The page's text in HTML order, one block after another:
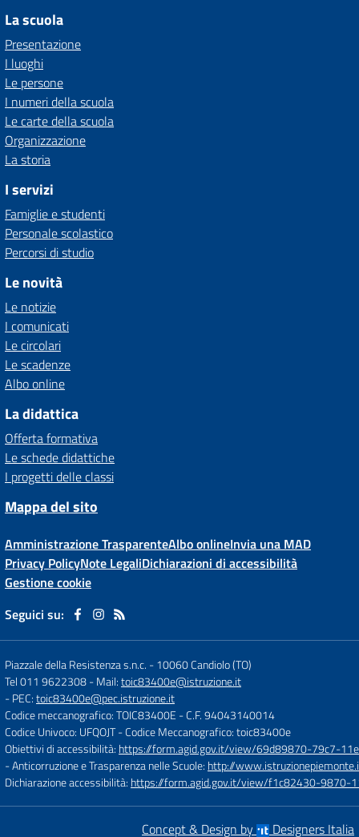
La scuola
Presentazione
I luoghi
Le persone
I numeri della scuola
Le carte della scuola
Organizzazione
La storia
I servizi
Famiglie e studenti
Personale scolastico
Percorsi di studio
Le novità
Le notizie
I comunicati
Le circolari
Le scadenze
Albo online
La didattica
Offerta formativa
Le schede didattiche
I progetti delle classi
Mappa del sito
Amministrazione TrasparenteAlbo onlineInvia una MAD
Privacy PolicyNote LegaliDichiarazioni di accessibilità
Gestione cookie
Seguici su:
Piazzale della Resistenza s.n.c. -10060 Candiolo (TO)
Tel 011 9622308- Mail:toic83400e@istruzione.it
- PEC:toic83400e@pec.istruzione.it
Codice meccanografico: TOIC83400E - C.F. 94043140014
Codice Univoco: UFQOJT- Codice Meccanografico: toic83400e
Obiettivi di accessibilità: https://form.agid.gov.it/view/69d89870-79c7-
- Anticorruzione e Trasparenza nelle Scuole: http://
Dichiarazione accessibilità: https://form.agid.gov.it/view/f1c82430-9870-
Concept & Design by
Designers Italia